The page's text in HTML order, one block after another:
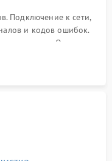
Подключение к сети,
и кодов ошибок.
Оценка
питания без